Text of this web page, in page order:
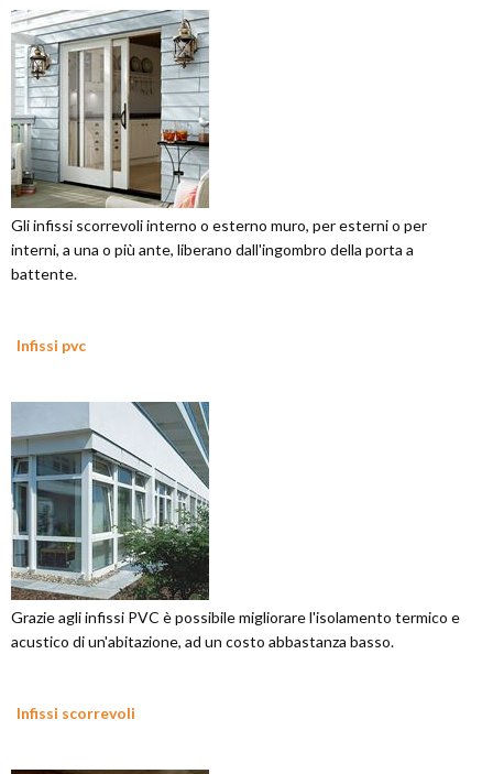
Gli infissi scorrevoli interno o esterno muro, per esterni o per
interni, a una o più ante, liberano dall'ingombro della porta a
battente.
Infissi pvc
Grazie agli infissi PVC è possibile migliorare l'isolamento termico e
acustico di un'abitazione, ad un costo abbastanza basso.
Infissi scorrevoli